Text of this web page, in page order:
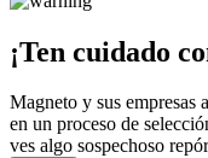
¡Ten cuidado
Magneto y sus empresas
en un proceso de
ves algo sospechoso